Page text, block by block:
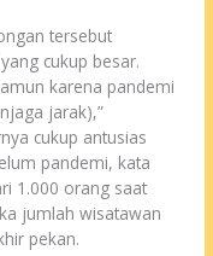
tersebut
cukup besar.
karena pandemi
jarak),”
cukup antusias
pandemi, kata
1.000 orang saat
jumlah wisatawan
pekan.